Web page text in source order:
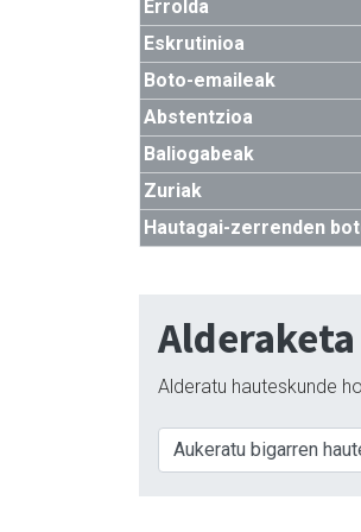
Errolda
Eskrutinioa
Boto-emaileak
Abstentzioa
Baliogabeak
Zuriak
Hautagai-zerrenden
Alderaketa
Alderatu hauteskunde